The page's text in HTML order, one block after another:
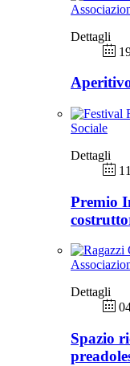
Dettagli
Sociale
Dettagli
Premio
Dettagli
Spazio